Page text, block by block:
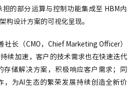
担的部分运算与控制功能集成至 HBM内
构设计方案的可视化呈现。
社长（CMO，Chief Marketing Officer）
续加速，客户的技术需求也在快速迭代
存储解决方案，积极响应客户需求；同
，为AI生态的繁荣发展持续创造全新价